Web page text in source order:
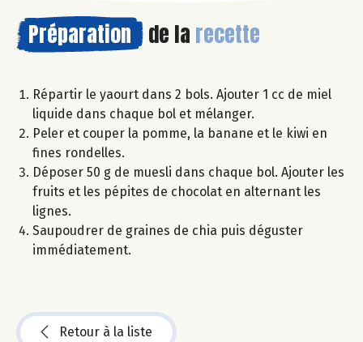
Préparation de la recette
Répartir le yaourt dans 2 bols. Ajouter 1 cc de miel
liquide dans chaque bol et mélanger.
Peler et couper la pomme, la banane et le kiwi en
fines rondelles.
Déposer 50 g de muesli dans chaque bol. Ajouter les
fruits et les pépites de chocolat en alternant les
lignes.
Saupoudrer de graines de chia puis déguster
immédiatement.
Retour à la liste